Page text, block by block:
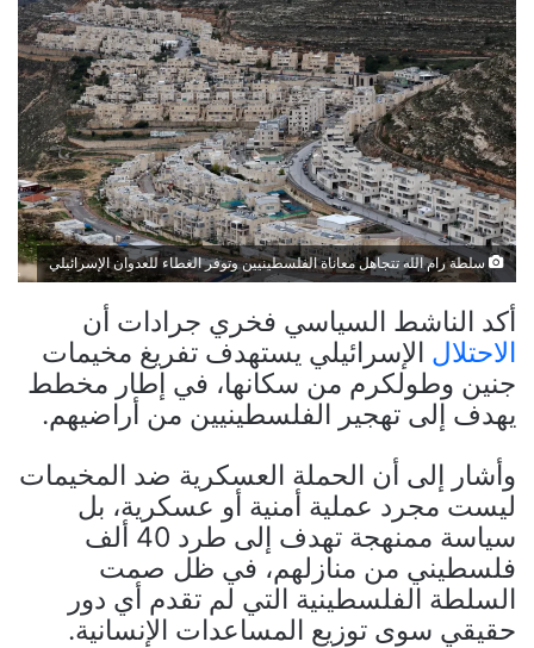
سلطة رام الله تتجاهل معاناة الفلسطينيين وتوفر الغطاء للعدوان الإسرائيلي
أكد الناشط السياسي فخري جرادات أن
الاحتلال الإسرائيلي يستهدف تفريغ مخيمات
جنين وطولكرم من سكانها، في إطار مخطط
يهدف إلى تهجير الفلسطينيين من أراضيهم.
وأشار إلى أن الحملة العسكرية ضد المخيمات
ليست مجرد عملية أمنية أو عسكرية، بل
سياسة ممنهجة تهدف إلى طرد 40 ألف
فلسطيني من منازلهم، في ظل صمت
السلطة الفلسطينية التي لم تقدم أي دور
حقيقي سوى توزيع المساعدات الإنسانية.